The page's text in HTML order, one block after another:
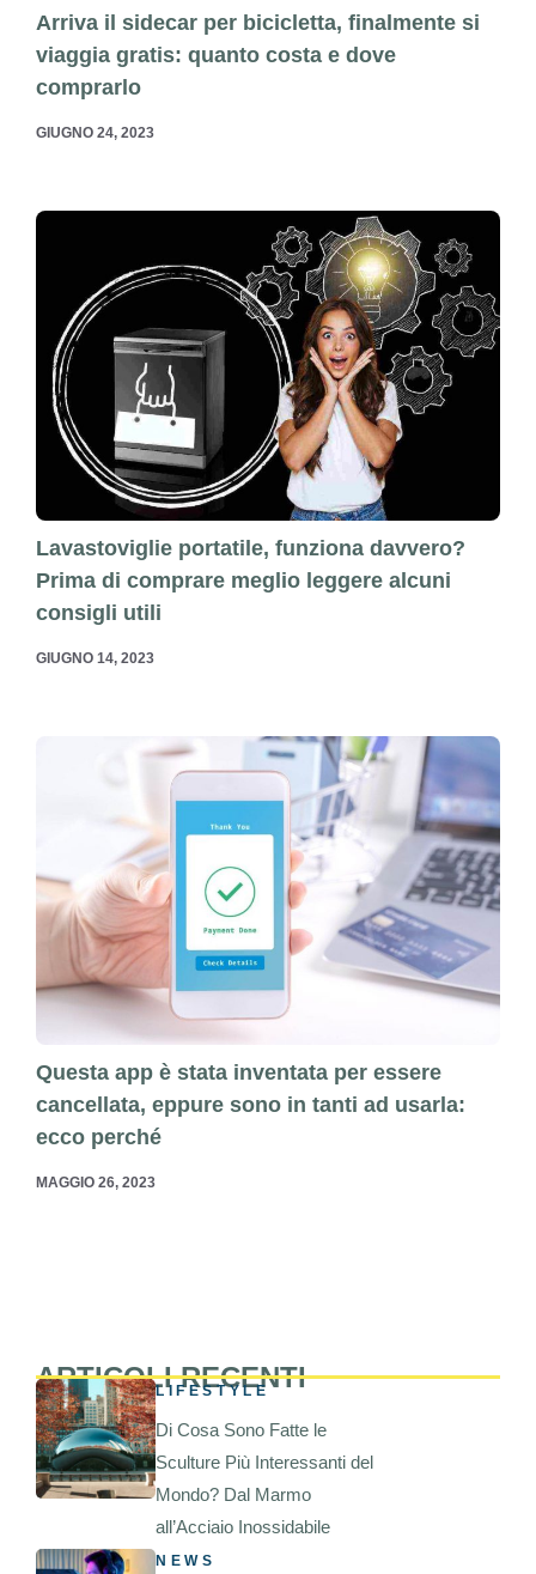
Arriva il sidecar per bicicletta, finalmente si
viaggia gratis: quanto costa e dove
comprarlo
GIUGNO 24, 2023
Lavastoviglie portatile, funziona davvero?
Prima di comprare meglio leggere alcuni
consigli utili
GIUGNO 14, 2023
Questa app è stata inventata per essere
cancellata, eppure sono in tanti ad usarla:
ecco perché
MAGGIO 26, 2023
ARTICOLI RECENTI
LIFESTYLE
Di Cosa Sono Fatte le
Sculture Più Interessanti del
Mondo? Dal Marmo
all’Acciaio Inossidabile
NEWS